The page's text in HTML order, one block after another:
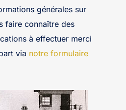
générales sur
faire connaître des
à effectuer merci
via notre formulaire